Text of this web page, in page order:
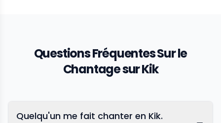
Questions Fréquentes Sur le
Chantage sur Kik
Quelqu'un me fait chanter en Kik.